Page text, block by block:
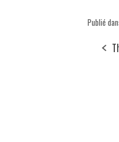
Publié